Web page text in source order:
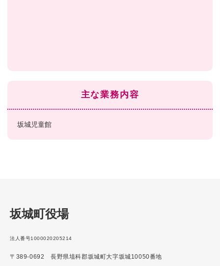
主な業務内容
坂城児童館
坂城町役場
法人番号1000020205214
〒389-0692 長野県埴科郡坂城町大字坂城10050番地